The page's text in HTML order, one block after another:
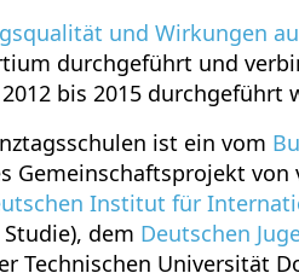
und Wirkungen
durchgeführt und
bis 2015 durchgeführt
ist ein vom
Gemeinschaftsprojekt von
Institut für
dem Deutschen
Technischen Universität